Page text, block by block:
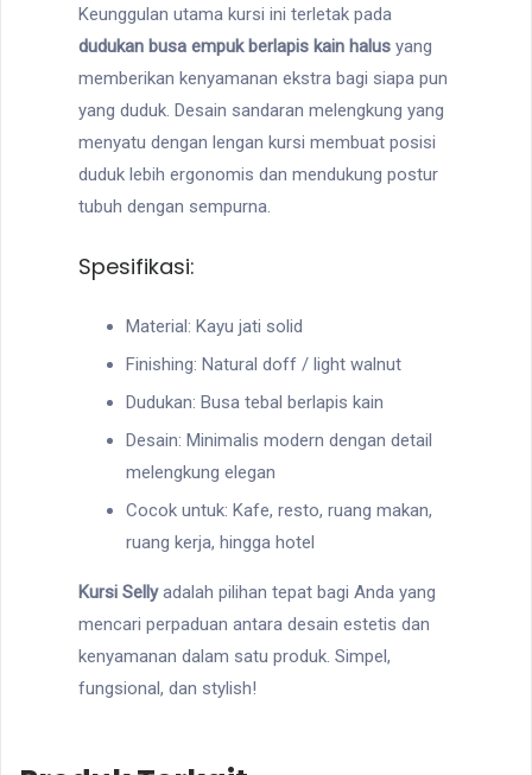
Keunggulan utama kursi ini terletak pada
dudukan busa empuk berlapis kain halus yang
memberikan kenyamanan ekstra bagi siapa pun
yang duduk. Desain sandaran melengkung yang
menyatu dengan lengan kursi membuat posisi
duduk lebih ergonomis dan mendukung postur
tubuh dengan sempurna.
Spesifikasi:
Material: Kayu jati solid
Finishing: Natural doff / light walnut
Dudukan: Busa tebal berlapis kain
Desain: Minimalis modern dengan detail
melengkung elegan
Cocok untuk: Kafe, resto, ruang makan,
ruang kerja, hingga hotel
Kursi Sellyadalah pilihan tepat bagi Anda yang
mencari perpaduan antara desain estetis dan
kenyamanan dalam satu produk. Simpel,
fungsional, dan stylish!